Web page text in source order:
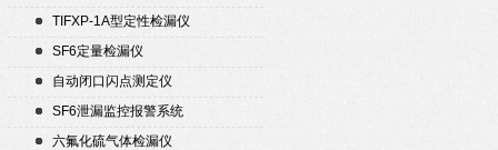
TIFXP-1A型定性检漏仪
SF6定量检漏仪
自动闭口闪点测定仪
SF6泄漏监控报警系统
六氟化硫气体检漏仪